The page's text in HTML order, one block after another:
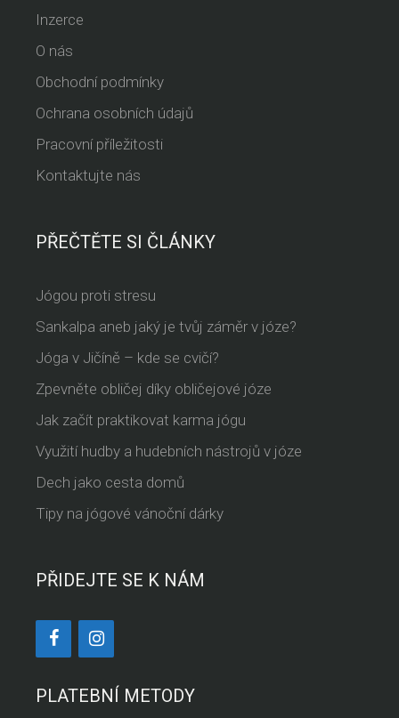
Inzerce
O nás
Obchodní podmínky
Ochrana osobních údajů
Pracovní příležitosti
Kontaktujte nás
PŘEČTĚTE SI ČLÁNKY
Jógou proti stresu
Sankalpa aneb jaký je tvůj záměr v józe?
Jóga v Jičíně – kde se cvičí?
Zpevněte obličej díky obličejové józe
Jak začít praktikovat karma jógu
Využití hudby a hudebních nástrojů v józe
Dech jako cesta domů
Tipy na jógové vánoční dárky
PŘIDEJTE SE K NÁM
PLATEBNÍ METODY